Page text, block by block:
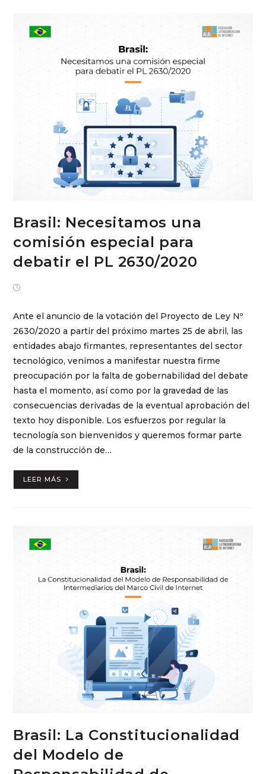
Brasil: Necesitamos una
comisión especial para
debatir el PL 2630/2020
Ante el anuncio de la votación del Proyecto de Ley Nº
2630/2020 a partir del próximo martes 25 de abril, las
entidades abajo firmantes, representantes del sector
tecnológico, venimos a manifestar nuestra firme
preocupación por la falta de gobernabilidad del debate
hasta el momento, así como por la gravedad de las
consecuencias derivadas de la eventual aprobación del
texto hoy disponible. Los esfuerzos por regular la
tecnología son bienvenidos y queremos formar parte
de la construcción de…
LEER MÁS
Brasil: La Constitucionalidad
del Modelo de